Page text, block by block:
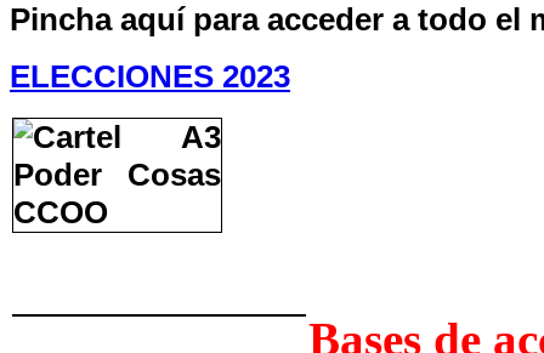
Pincha aquí para acceder a todo el
ELECCIONES 2023
Bases de